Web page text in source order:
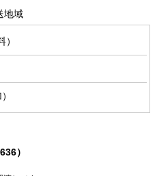
地域
）